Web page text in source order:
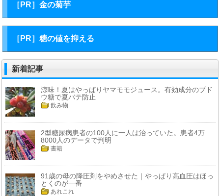
［PR］金の菊芋
［PR］糖の値を抑える
新着記事
涼味！夏はやっぱりヤマモモジュース。有効成分のブド
ウ糖で夏バテ防止
飲み物
2型糖尿病患者の100人に一人は治っていた。患者4万
8000人のデータで判明
書籍
91歳の母の降圧剤をやめさせた｜やっぱり高血圧はほっ
とくのが一番
あれこれ